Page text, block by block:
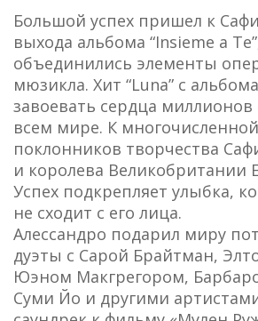
Большой успех пришел к
выхода альбома “Insieme a
объединились элементы
мюзикла. Хит “Luna” с
завоевать сердца миллионов
всем мире. К
поклонников творчества
и королева Великобритании
Успех подкрепляет улыбка,
не сходит с его лица.
Алессандро подарил миру
дуэты с Сарой Брайтман,
Юэном Макгрегором,
Суми Йо и другими